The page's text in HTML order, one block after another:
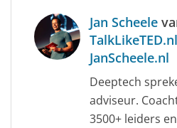
Jan Scheele
JanScheele.nl
Deeptech
adviseur.
3500+ leiders